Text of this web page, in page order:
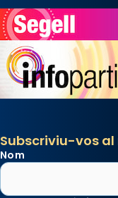
Subscriviu-vos
Nom